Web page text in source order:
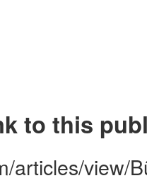
to this
articles/view/